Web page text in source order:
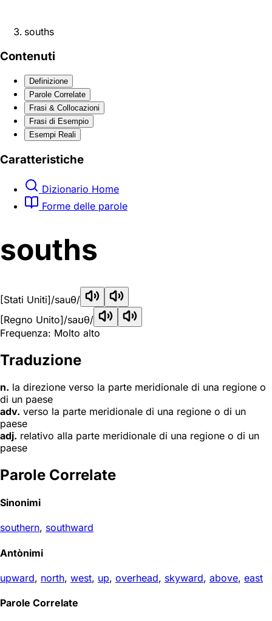
souths
Contenuti
Definizione
Parole Correlate
Frasi & Collocazioni
Frasi di Esempio
Esempi Reali
Caratteristiche
Dizionario Home
Forme delle parole
souths
[Stati Uniti]/sauθ/
[Regno Unito]/saʊθ/
Frequenza: Molto alto
Traduzione
n. la direzione verso la parte meridionale di una regione o
di un paese
adv. verso la parte meridionale di una regione o di un
paese
adj. relativo alla parte meridionale di una regione o di un
paese
Parole Correlate
Sinonimi
southern, southward
Antònimi
upward, north, west, up, overhead, skyward, above, east
Parole Correlate